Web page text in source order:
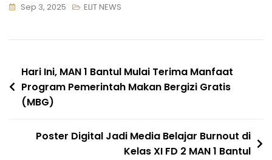
Sep 3, 2025 ELIT NEWS
Navigasi
pos
Hari Ini, MAN 1 Bantul Mulai Terima Manfaat
Program Pemerintah Makan Bergizi Gratis
(MBG)
Poster Digital Jadi Media Belajar Burnout di
Kelas XI FD 2 MAN 1 Bantul